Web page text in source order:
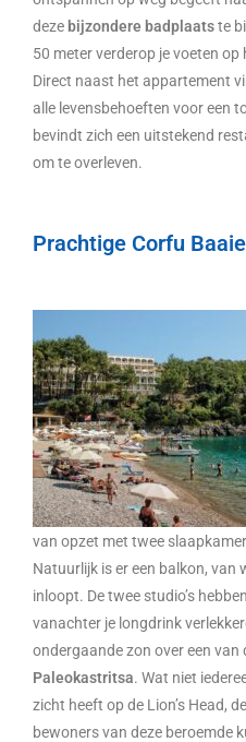
deze bijzondere badplaatste
50 meter verderop je voeten
Direct naast het appartement
alle levensbehoeften voor een
bevindt zich een uitstekend
om te overleven.
Prachtige Corfu
van opzet met twee
Natuurlijk is er een balkon, van
inloopt. De twee studio’s
vanachter je longdrink
ondergaande zon over een van
Paleokastritsa. Wat niet
zicht heeft op de Lion’s Head,
bewoners van deze beroemde